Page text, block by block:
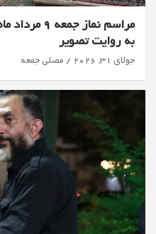
به روایت تصویر
جولای 31, 2026 مصلی جمعه